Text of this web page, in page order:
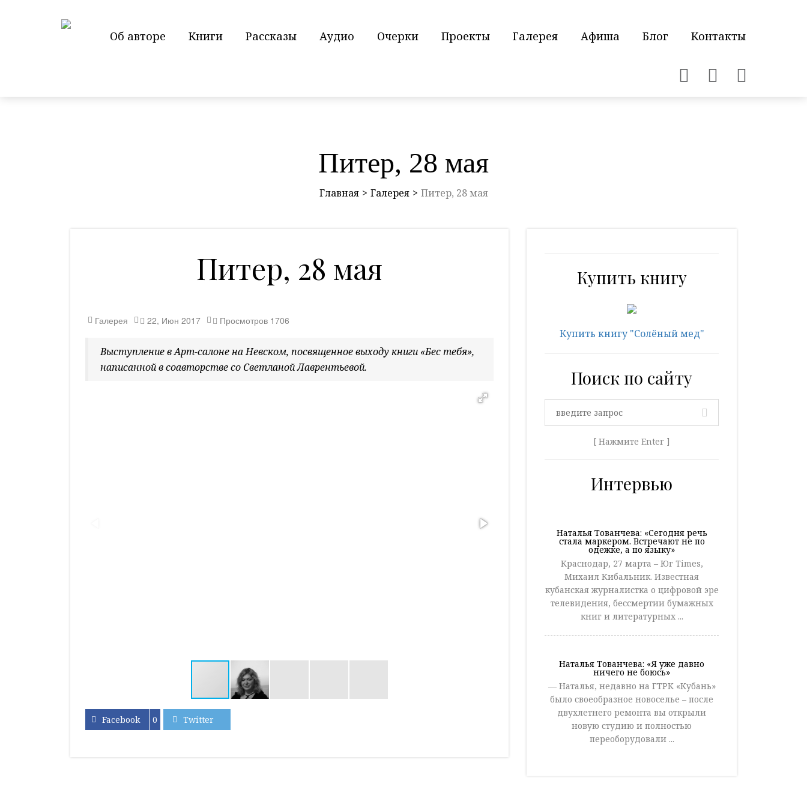
Об авторе Книги Рассказы Аудио Очерки Проекты Галерея Афиша Блог Контакты
Питер, 28 мая
Главная Галерея Питер, 28 мая
Питер, 28 мая
Галерея 22, Июн 2017 Просмотров 1706
Выступление в Арт-салоне на Невском, посвященное выходу книги «Бес тебя»,
написанной в соавторстве со Светланой Лаврентьевой.
Facebook 0 Twitter
Купить книгу
Купить книгу "Солёный мед"
Поиск по сайту
[ Нажмите Enter ]
Интервью
Наталья Тованчева: «Сегодня речь
стала маркером. Встречают не по
одежке, а по языку»
Краснодар, 27 марта – Юг Times,
Михаил Кибальник. Известная
кубанская журналистка о цифровой эре
телевидения, бессмертии бумажных
книг и литературных ...
Наталья Тованчева: «Я уже давно
ничего не боюсь»
— Наталья, недавно на ГТРК «Кубань»
было своеобразное новоселье – после
двухлетнего ремонта вы открыли
новую студию и полностью
переоборудовали ...